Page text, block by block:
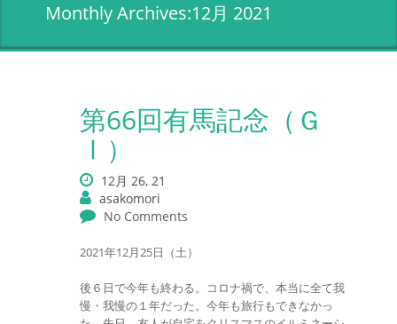
Monthly Archives:12月 2021
第66回有馬記念（Ｇ
Ⅰ）
12月 26, 21
asakomori
No Comments
2021年12月25日（土）
後６日で今年も終わる。コロナ禍で、本当に全て我
慢・我慢の１年だった。今年も旅行もできなかっ